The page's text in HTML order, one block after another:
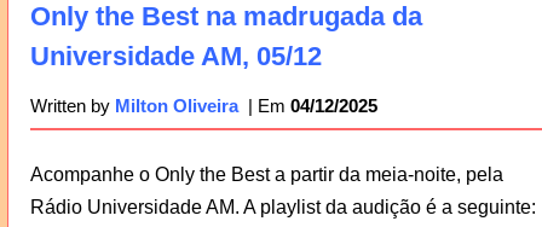
Only the Best na madrugada da
Universidade AM, 05/12
Written by Milton Oliveira 04/12/2025
Acompanhe o Only the Best a partir da meia-noite, pela
Rádio Universidade AM. A playlist da audição é a seguinte: